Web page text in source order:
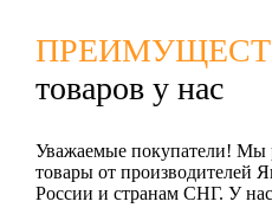
товаров у нас
Уважаемые покупатели! Мы
товары от производителей
России и странам СНГ. У